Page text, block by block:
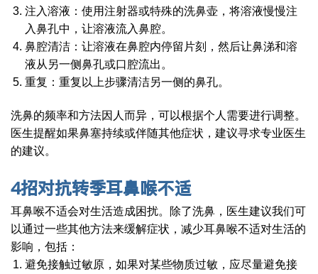
注入溶液：使用注射器或特殊的洗鼻壶，将溶液慢慢注
入鼻孔中，让溶液流入鼻腔。
鼻腔清洁：让溶液在鼻腔内停留片刻，然后让鼻涕和溶
液从另一侧鼻孔或口腔流出。
重复：重复以上步骤清洁另一侧的鼻孔。
洗鼻的频率和方法因人而异，可以根据个人需要进行调整。
医生提醒如果鼻塞持续或伴随其他症状，建议寻求专业医生
的建议。
4招对抗转季耳鼻喉不适
耳鼻喉不适会对生活造成困扰。除了洗鼻，医生建议我们可
以通过一些其他方法来缓解症状，减少耳鼻喉不适对生活的
影响，包括：
避免接触过敏原，如果对某些物质过敏，应尽量避免接